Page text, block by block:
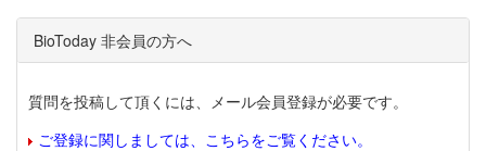
BioToday 非会員の方へ
質問を投稿して頂くには、メール会員登録が必要です。
ご登録に関しましては、こちらをご覧ください。